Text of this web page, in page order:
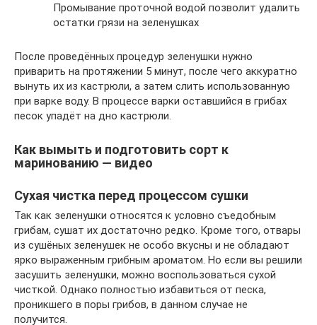
Промывание проточной водой позволит удалить
остатки грязи на зеленушках
После проведённых процедур зеленушки нужно
приварить на протяжении 5 минут, после чего аккуратно
вынуть их из кастрюли, а затем слить использованную
при варке воду. В процессе варки оставшийся в грибах
песок упадёт на дно кастрюли.
Как вымыть и подготовить сорт к
маринованию — видео
Сухая чистка перед процессом сушки
Так как зеленушки относятся к условно съедобным
грибам, сушат их достаточно редко. Кроме того, отвары
из сушёных зеленушек не особо вкусны и не обладают
ярко выраженным грибным ароматом. Но если вы решили
засушить зеленушки, можно воспользоваться сухой
чисткой. Однако полностью избавиться от песка,
проникшего в поры грибов, в данном случае не
получится.